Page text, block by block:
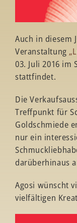
Auch in diesem
Veranstaltung
03. Juli 2016 im
stattfindet.
Die
Treffpunkt für
Goldschmiede
nur ein
darüberhinaus
Agosi wünscht
vielfältigen